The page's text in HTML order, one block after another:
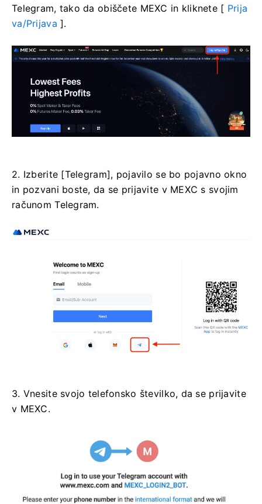
Telegram, tako da obiščete MEXC in kliknete [ Prija
va/Prijava ].
2. Izberite [Telegram], pojavilo se bo pojavno okno
in pozvani boste, da se prijavite v MEXC s svojim
računom Telegram.
3. Vnesite svojo telefonsko številko, da se prijavite
v MEXC.